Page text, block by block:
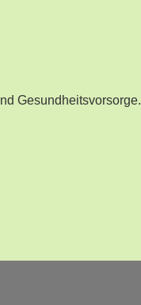
Gesundheitsvorsorge.